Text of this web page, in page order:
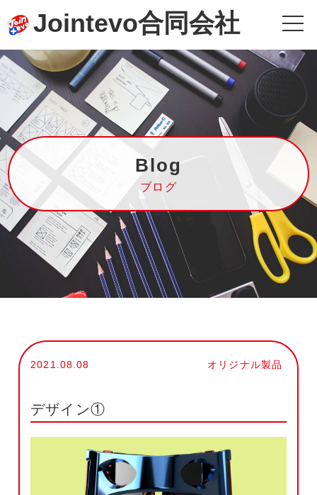
Jointevo合同会社
Blog
ブログ
2021.08.08 オリジナル製品
デザイン①